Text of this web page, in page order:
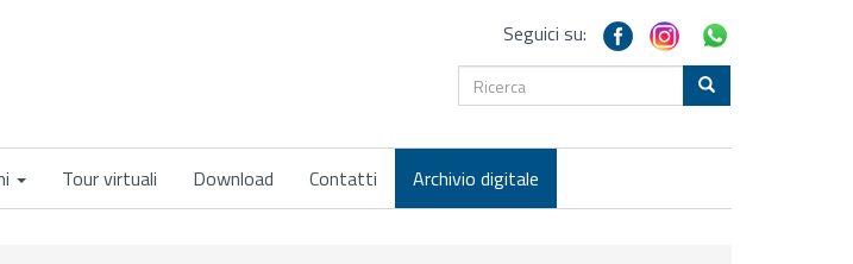
Seguici su:
Tour virtuali Download Contatti Archivio digitale